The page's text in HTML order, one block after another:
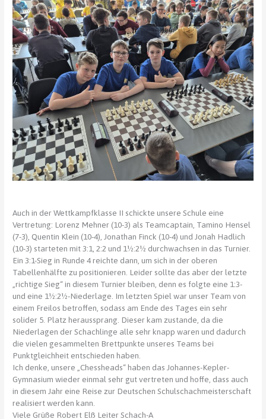
Auch in der Wettkampfklasse II schickte unsere Schule eine
Vertretung: Lorenz Mehner (10-3) als Teamcaptain, Tamino Hensel
(7-3), Quentin Klein (10-4), Jonathan Finck (10-4) und Jonah Hadlich
(10-3) starteten mit 3:1, 2:2 und 1½:2½ durchwachsen in das Turnier.
Ein 3:1-Sieg in Runde 4 reichte dann, um sich in der oberen
Tabellenhälfte zu positionieren. Leider sollte das aber der letzte
„richtige Sieg“ in diesem Turnier bleiben, denn es folgte eine 1:3-
und eine 1½:2½-Niederlage. Im letzten Spiel war unser Team von
einem Freilos betroffen, sodass am Ende des Tages ein sehr
solider 5. Platz heraussprang. Dieser kam zustande, da die
Niederlagen der Schachlinge alle sehr knapp waren und dadurch
die vielen gesammelten Brettpunkte unseres Teams bei
Punktgleichheit entschieden haben.
Ich denke, unsere „Chessheads“ haben das Johannes-Kepler-
Gymnasium wieder einmal sehr gut vertreten und hoffe, dass auch
in diesem Jahr eine Reise zur Deutschen Schulschachmeisterschaft
realisiert werden kann.
Viele Grüße Robert Elß Leiter Schach-A